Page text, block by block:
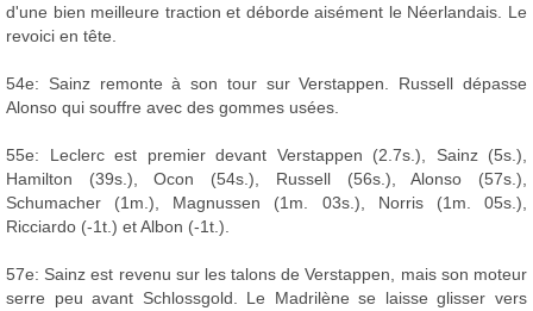
d'une bien meilleure traction et déborde aisément le Néerlandais. Le
revoici en tête.
54e: Sainz remonte à son tour sur Verstappen. Russell dépasse
Alonso qui souffre avec des gommes usées.
55e: Leclerc est premier devant Verstappen (2.7s.), Sainz (5s.),
Hamilton (39s.), Ocon (54s.), Russell (56s.), Alonso (57s.),
Schumacher (1m.), Magnussen (1m. 03s.), Norris (1m. 05s.),
Ricciardo (-1t.) et Albon (-1t.).
57e: Sainz est revenu sur les talons de Verstappen, mais son moteur
serre peu avant Schlossgold. Le Madrilène se laisse glisser vers